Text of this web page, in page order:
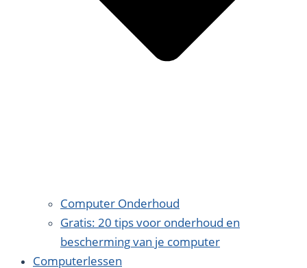
Computer Onderhoud
Gratis: 20 tips voor onderhoud en
bescherming van je computer
Computerlessen